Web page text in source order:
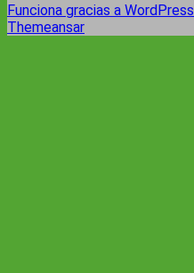
Funciona gracias a WordPress
Themeansar